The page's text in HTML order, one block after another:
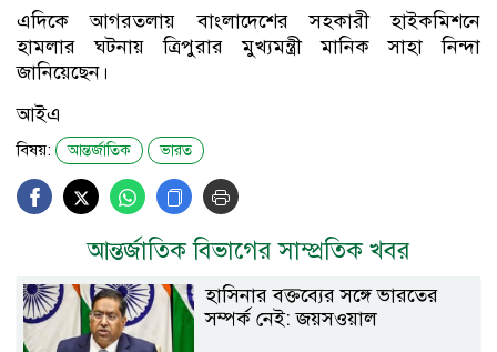
এদিকে আগরতলায় বাংলাদেশের সহকারী হাইকমিশনে
হামলার ঘটনায় ত্রিপুরার মুখ্যমন্ত্রী মানিক সাহা নিন্দা
জানিয়েছেন।
আইএ
বিষয়: আন্তর্জাতিক ভারত
আন্তর্জাতিক বিভাগের সাম্প্রতিক খবর
হাসিনার বক্তব্যের সঙ্গে ভারতের
সম্পর্ক নেই: জয়সওয়াল